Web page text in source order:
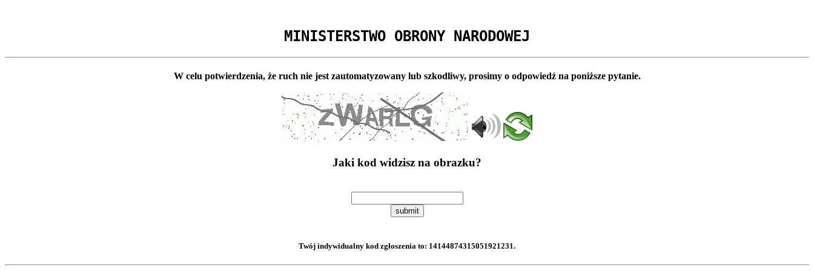
MINISTERSTWO OBRONY NARODOWEJ
W celu potwierdzenia, że ruch nie jest zautomatyzowany lub szkodliwy, prosimy o odpowiedź na poniższe pytanie.
Jaki kod widzisz na obrazku?
submit
Twój indywidualny kod zgłoszenia to: 14144874315051921231.